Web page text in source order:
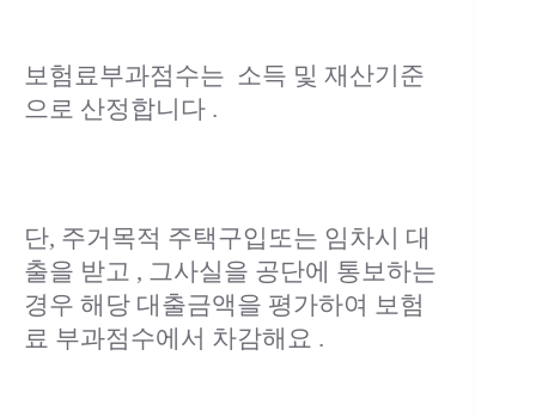
보험료부과점수는 소득 및 재산기준
으로 산정합니다 .
단, 주거목적 주택구입또는 임차시 대
출을 받고 , 그사실을 공단에 통보하는
경우 해당 대출금액을 평가하여 보험
료 부과점수에서 차감해요 .